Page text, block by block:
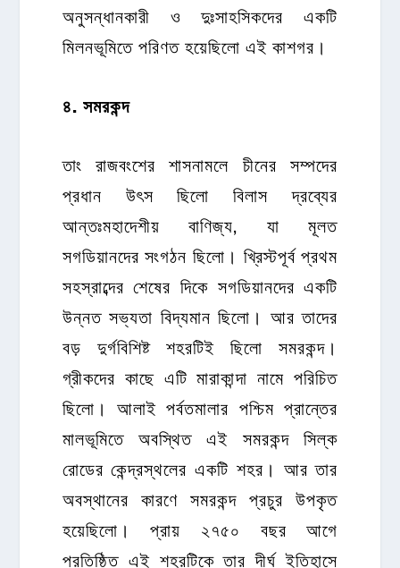
অনুসন্ধানকারী ও দুঃসাহসিকদের একটি
মিলনভূমিতে পরিণত হয়েছিলো এই কাশগর।
৪. সমরকন্দ
তাং রাজবংশের শাসনামলে চীনের সম্পদের
প্রধান উৎস ছিলো বিলাস দ্রব্যের
আন্তঃমহাদেশীয় বাণিজ্য, যা মূলত
সগডিয়ানদের সংগঠন ছিলো। খ্রিস্টপূর্ব প্রথম
সহস্রাব্দের শেষের দিকে সগডিয়ানদের একটি
উন্নত সভ্যতা বিদ্যমান ছিলো। আর তাদের
বড় দুর্গবিশিষ্ট শহরটিই ছিলো সমরকন্দ।
গ্রীকদের কাছে এটি মারাকান্দা নামে পরিচিত
ছিলো। আলাই পর্বতমালার পশ্চিম প্রান্তের
মালভূমিতে অবস্থিত এই সমরকন্দ সিল্ক
রোডের কেন্দ্রস্থলের একটি শহর। আর তার
অবস্থানের কারণে সমরকন্দ প্রচুর উপকৃত
হয়েছিলো। প্রায় ২৭৫০ বছর আগে
প্রতিষ্ঠিত এই শহরটিকে তার দীর্ঘ ইতিহাসে